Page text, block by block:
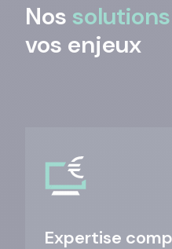
Nos solutions
vos enjeux
Expertise